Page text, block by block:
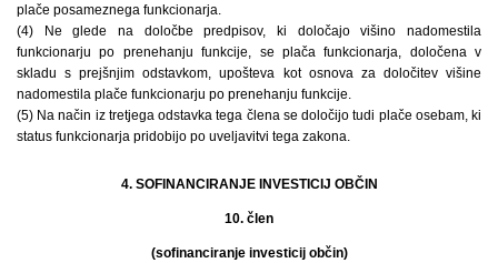
plače posameznega funkcionarja.
(4) Ne glede na določbe predpisov, ki določajo višino nadomestila
funkcionarju po prenehanju funkcije, se plača funkcionarja, določena v
skladu s prejšnjim odstavkom, upošteva kot osnova za določitev višine
nadomestila plače funkcionarju po prenehanju funkcije.
(5) Na način iz tretjega odstavka tega člena se določijo tudi plače osebam, ki
status funkcionarja pridobijo po uveljavitvi tega zakona.
4. SOFINANCIRANJE INVESTICIJ OBČIN
10. člen
(sofinanciranje investicij občin)